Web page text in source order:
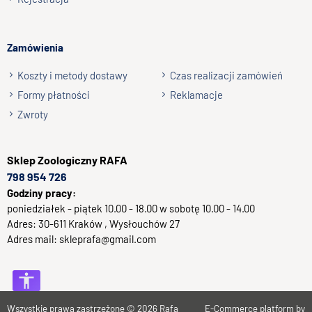
Zamówienia
Koszty i metody dostawy
Czas realizacji zamówień
Formy płatności
Reklamacje
Zwroty
SklepZoologiczny RAFA
798 954 726
Godziny pracy:
poniedziałek - piątek 10.00 - 18.00 w sobotę 10.00 - 14.00
Adres: 30-611 Kraków , Wysłouchów 27
Adres mail: skleprafa@gmail.com
Wszystkie prawa zastrzeżone © 2026 Rafa E-Commerce platform by